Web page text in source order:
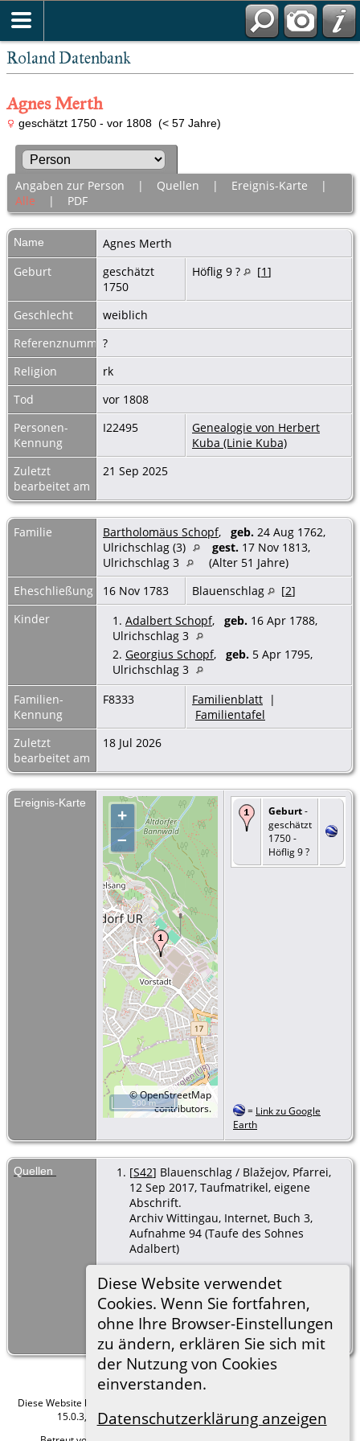
Roland Datenbank
Diese Website verwendet
Cookies. Wenn Sie fortfahren,
ohne Ihre Browser-Einstellungen
zu ändern, erklären Sie sich mit
der Nutzung von Cookies
einverstanden.
Datenschutzerklärung anzeigen
Agnes Merth
geschätzt 1750 - vor 1808 (< 57 Jahre)
Angaben zur Person | Quellen | Ereignis-Karte |
Alle | PDF
Name Agnes Merth
Geburt
geschätzt
1750
Höflig 9 ? [1]
Geschlecht
weiblich
Referenznummer
?
Religion
rk
Tod
vor 1808
Personen-
Kennung
I22495
Genealogie von Herbert
Kuba (Linie Kuba)
Zuletzt
bearbeitet am
21 Sep 2025
Familie Bartholomäus Schopf, geb. 24 Aug 1762,
Ulrichschlag (3)
gest. 17 Nov 1813,
Ulrichschlag 3
(Alter 51 Jahre)
Eheschließung
16 Nov 1783 Blauenschlag [2]
Kinder
1. Adalbert Schopf, geb. 16 Apr 1788,
Ulrichschlag 3
2. Georgius Schopf, geb. 5 Apr 1795,
Ulrichschlag 3
Familien-
Kennung
F8333 Familienblatt |
Familientafel
Zuletzt
bearbeitet am
18 Jul 2026
Ereignis-Karte
+
–
©OpenStreetMap
contributors.
500 m
Geburt-
geschätzt
1750 -
Höflig 9 ?
= Link zu Google
Earth
Quellen [S42] Blauenschlag / Blažejov, Pfarrei,
12 Sep 2017, Taufmatrikel, eigene
Abschrift.
Archiv Wittingau, Internet, Buch 3,
Aufnahme 94 (Taufe des Sohnes
Adalbert)
[S354] Blauenschlag / Blažejov, rk
Pfarrei St. Elisabeth, Heirat, (Archiv
Wittingau / Třeboň, Internet
https://digi.ceskearchivy.cz), 5 Okt 2022,
Buch 8, Aufn. 84, Abschrift H. Kuba.
Diese Website läuft mit
15.0.3, programmiert von Darrin Lythgoe © 2001-2026.